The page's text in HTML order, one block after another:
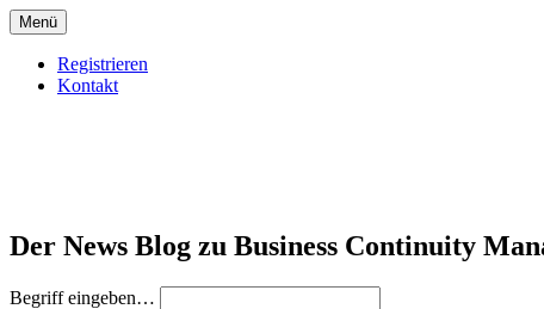
Menü
Registrieren
Kontakt
Der News Blog zu Business Continuity
Begriff eingeben…